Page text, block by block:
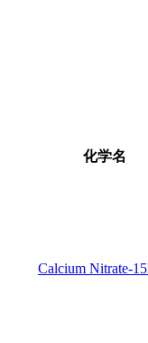
化学名
Calcium Nitrate-